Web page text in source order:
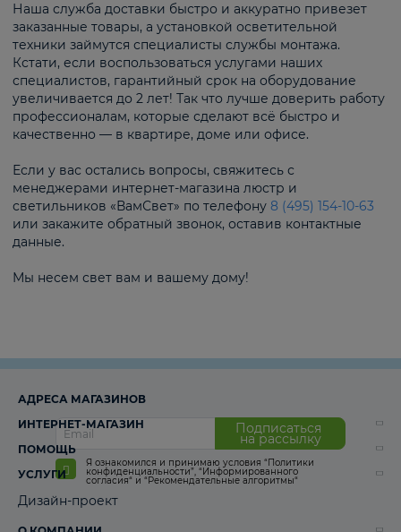
Наша служба доставки быстро и аккуратно привезет
заказанные товары, а установкой осветительной
техники займутся специалисты службы монтажа.
Кстати, если воспользоваться услугами наших
специалистов, гарантийный срок на оборудование
увеличивается до 2 лет! Так что лучше доверить работу
профессионалам, которые сделают всё быстро и
качественно — в квартире, доме или офисе.
Если у вас остались вопросы, свяжитесь с
менеджерами интернет-магазина люстр и
светильников «ВамСвет» по телефону 8 (495) 154-10-63
или закажите обратный звонок, оставив контактные
данные.
Мы несем свет вам и вашему дому!
Подписаться
на рассылку
Я ознакомился и принимаю условия “Политики
конфиденциальности”, “Информированного
согласия“ и “Рекомендательные алгоритмы“
АДРЕСА МАГАЗИНОВ
ИНТЕРНЕТ-МАГАЗИН
ПОМОЩЬ
УСЛУГИ
Дизайн-проект